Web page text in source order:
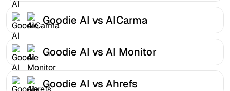
Goodie AI vs AICarma
Goodie AI vs AI Monitor
Goodie AI vs Ahrefs